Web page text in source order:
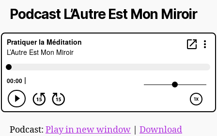
Podcast L’Autre Est Mon Miroir
Podcast: Play in new window
Download